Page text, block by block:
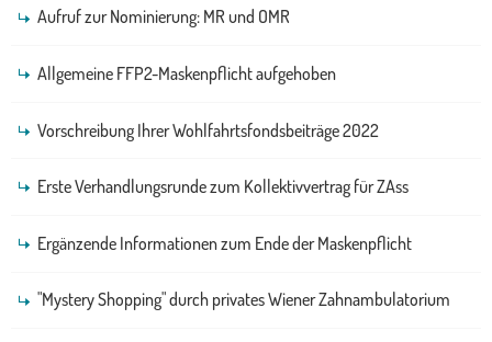
Aufruf zur Nominierung: MR und OMR
Allgemeine FFP2-Maskenpflicht aufgehoben
Vorschreibung Ihrer Wohlfahrtsfondsbeiträge 2022
Erste Verhandlungsrunde zum Kollektivvertrag für ZAss
Ergänzende Informationen zum Ende der Maskenpflicht
"Mystery Shopping" durch privates Wiener Zahnambulatorium